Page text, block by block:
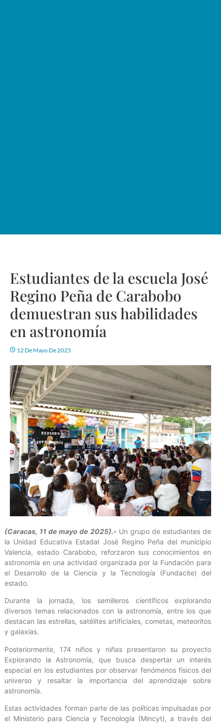
Estudiantes de la escuela José
Regino Peña de Carabobo
demuestran sus habilidades
en astronomía
12 De Mayo De 2025
(Caracas, 11 de mayo de 2025).- Un grupo de estudiantes de
la Unidad Educativa Estadal José Regino Peña del municipio
Valencia, estado Carabobo, reforzaron sus conocimientos en
astronomía en una actividad organizada por la Fundación para
el Desarrollo de la Ciencia y la Tecnología (Fundacite) del
estado.
Durante la jornada, los semilleros científicos explorando
diversos temas relacionados con la astronomía, entre los que
destacan las estrellas, satélites artificiales, cometas, meteoritos
y galaxias.
Posteriormente, 174 niños y niñas presentaron su proyecto
Explorando la Astronomía, que busca despertar un interés
especial en los estudiantes por observar fenómenos físicos del
universo y resaltar la importancia del aprendizaje sobre
astronomía.
Estas actividades forman parte de las políticas impulsadas por
el Ministerio para Ciencia y Tecnología (Mincyt), a través del